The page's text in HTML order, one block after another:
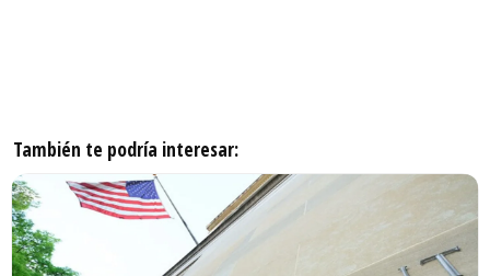
También te podría interesar: